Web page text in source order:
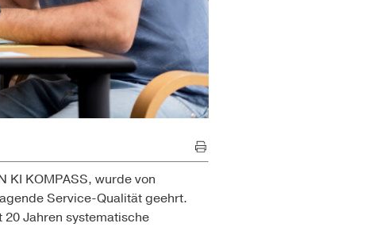
KI KOMPASS, wurde von
Service-Qualität geehrt.
20 Jahren systematische